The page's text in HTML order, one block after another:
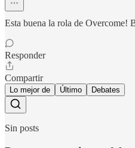
Esta buena la rola de Overcome!
Responder
Compartir
Lo mejor de Último Debates
Sin posts